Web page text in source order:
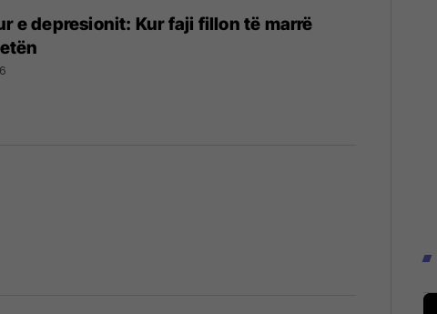
e depresionit: Kur faji fillon të marrë